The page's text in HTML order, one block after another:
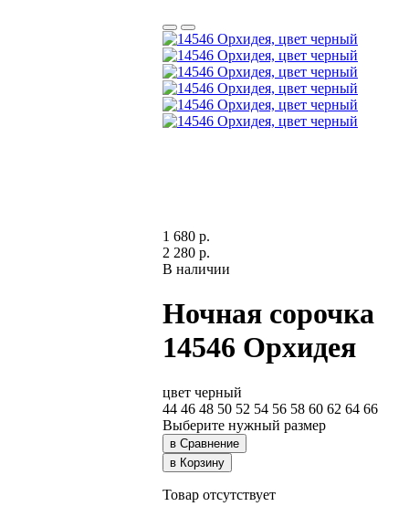
1 680 р.
2 280 р.
В наличии
Ночная сорочка
14546 Орхидея
цвет черный
44 46 48 50 52 54 56 58 60 62 64 66
Выберите нужный размер
в Сравнение
в Корзину
Товар отсутствует